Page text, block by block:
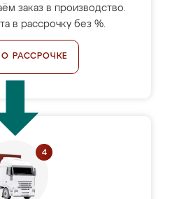
заказ в производство.
в рассрочку без %.
О РАССРОЧКЕ